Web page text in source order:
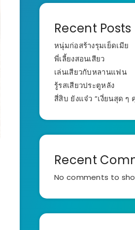
Recent Posts
หนุ่มก่อสร้างรุมเย็ดเมีย
พี่เลี้ยงสอนเสียว
เล่นเสียวกับหลานแฟน
รู้รสเสียวประตูหลัง
สี่สิบ ยังแจ๋ว ”เงี่ยนสุด ๆ
Recent
No comments to